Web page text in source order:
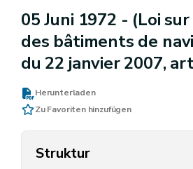
05 Juni 1972 - (Loi
des bâtiments de
du 22 janvier 2007,
Herunterladen
Zu Favoriten hinzufügen
Struktur